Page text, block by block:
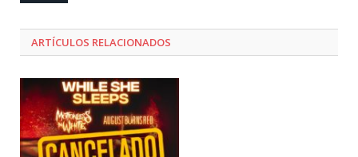
ARTÍCULOS RELACIONADOS